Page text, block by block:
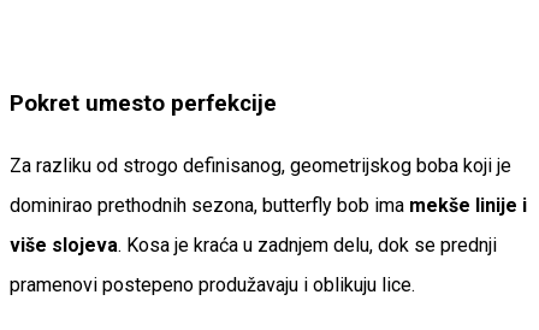
Pokret umesto perfekcije
Za razliku od strogo definisanog, geometrijskog boba koji je
dominirao prethodnih sezona, butterfly bob ima mekše linije i
više slojeva. Kosa je kraća u zadnjem delu, dok se prednji
pramenovi postepeno produžavaju i oblikuju lice.